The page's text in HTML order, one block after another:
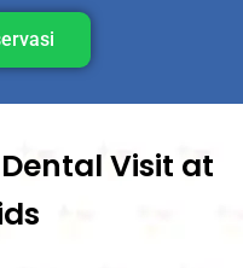
Visit at